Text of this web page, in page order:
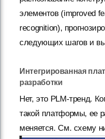
элементов (improved
recognition),
следующих шагов и
Интегрированная
разработки
Нет, это PLM-тренд.
такой платформы, ее
меняется. См. схему